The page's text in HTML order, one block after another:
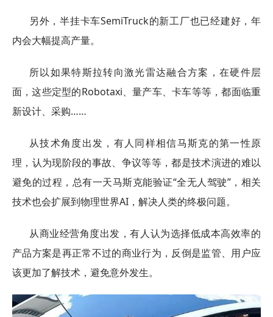
另外，半挂卡车SemiTruck的新工厂也已经建好，年
内会大幅提高产量。
所以如果特斯拉转向激光雷达融合方案，在硬件层
面，这些定型的Robotaxi、量产车、卡车等等，都面临重
新设计、采购……
从技术角度出发，有人同样相信马斯克的第一性原
理，认为现阶段的事故、争议等等，都是技术演进的难以
避免的过程，总有一天马斯克能验证“全无人驾驶”，相关
技术也会扩展到物理世界AI，解决人类的终极问题。
从商业经营角度出发，有人认为选择低成本高效率的
产品方案是再正常不过的商业行为，反倒是监管、用户应
该更加了解技术，避免意外发生。